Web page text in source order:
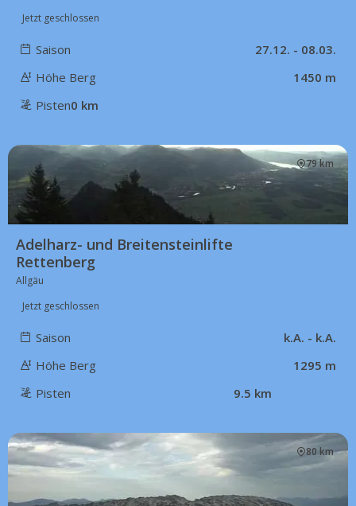
Jetzt geschlossen
Saison
27.12. - 08.03.
Höhe Berg
1450 m
Pisten0 km
79 km
Adelharz- und Breitensteinlifte
Rettenberg
Allgäu
Jetzt geschlossen
Saison
k.A. - k.A.
Höhe Berg
1295 m
Pisten
9.5 km
80 km